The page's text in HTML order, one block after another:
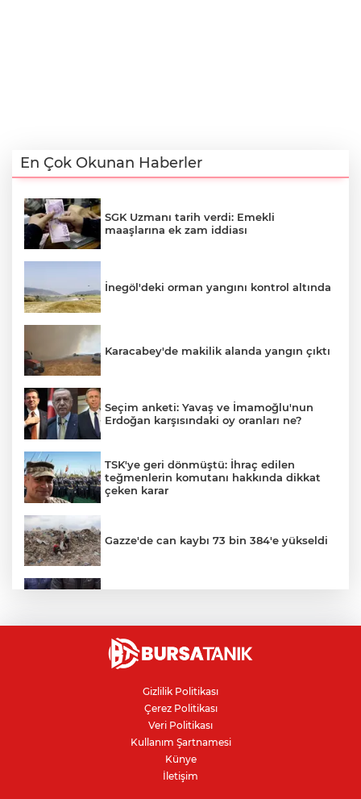
En Çok Okunan Haberler
SGK Uzmanı tarih verdi: Emekli
maaşlarına ek zam iddiası
İnegöl'deki orman yangını kontrol altında
Karacabey'de makilik alanda yangın çıktı
Seçim anketi: Yavaş ve İmamoğlu'nun
Erdoğan karşısındaki oy oranları ne?
TSK'ye geri dönmüştü: İhraç edilen
teğmenlerin komutanı hakkında dikkat
çeken karar
Gazze'de can kaybı 73 bin 384'e yükseldi
Bursa'da alevlere teslim olan samanlık
kül oldu
IBAN'la para transferinde yeni dönem
İnegöllü girişimciden bağış
Gizlilik Politikası
Çerez Politikası
Veri Politikası
Kullanım Şartnamesi
Künye
İletişim